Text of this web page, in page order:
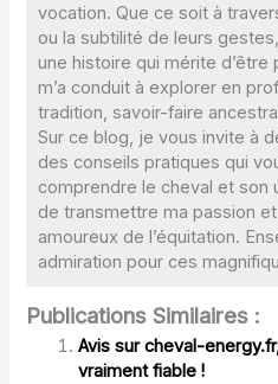
vocation. Que ce soit à
ou la subtilité de leurs
une histoire qui mérite
m’a conduit à explorer en
tradition, savoir-faire
Sur ce blog, je vous invite à
des conseils pratiques qui
comprendre le cheval et
de transmettre ma passion
amoureux de l’équitation.
admiration pour ces
Publications Similaires :
Avis sur cheval-
vraiment fiable !